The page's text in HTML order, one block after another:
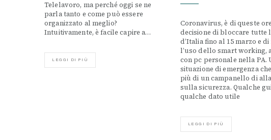
Telelavoro, ma perché oggi se ne
parla tanto e come può essere
organizzato al meglio?
Intuitivamente, è facile capire a…
LEGGI DI PIÙ
Coronavirus, è di queste
decisione di bloccare tutte
d’Italia fino al 15 marzo e
l’uso dello smart working,
con pc personale nella PA.
situazione di emergenza
più di un campanello di
sulla sicurezza. Qualche
qualche dato utile
LEGGI DI PIÙ